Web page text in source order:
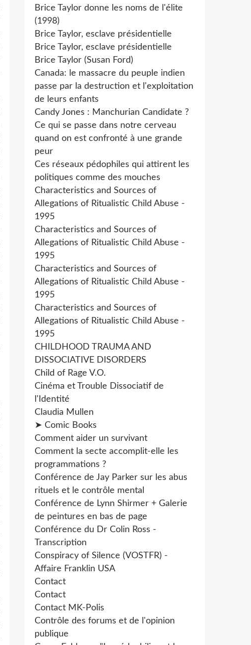
Brice Taylor donne les noms de l'élite
(1998)
Brice Taylor, esclave présidentielle
Brice Taylor, esclave présidentielle
Brice Taylor (Susan Ford)
Canada: le massacre du peuple indien
passe par la destruction et l'exploitation
de leurs enfants
Candy Jones : Manchurian Candidate ?
Ce qui se passe dans notre cerveau
quand on est confronté à une grande
peur
Ces réseaux pédophiles qui attirent les
politiques comme des mouches
Characteristics and Sources of
Allegations of Ritualistic Child Abuse -
1995
Characteristics and Sources of
Allegations of Ritualistic Child Abuse -
1995
Characteristics and Sources of
Allegations of Ritualistic Child Abuse -
1995
Characteristics and Sources of
Allegations of Ritualistic Child Abuse -
1995
CHILDHOOD TRAUMA AND
DISSOCIATIVE DISORDERS
Child of Rage V.O.
Cinéma et Trouble Dissociatif de
l'Identité
Claudia Mullen
➤ Comic Books
Comment aider un survivant
Comment la secte accomplit-elle les
programmations ?
Conférence de Jay Parker sur les abus
rituels et le contrôle mental
Conférence de Lynn Shirmer + Galerie
de peintures en bas de page
Conférence du Dr Colin Ross -
Transcription
Conspiracy of Silence (VOSTFR) -
Affaire Franklin USA
Contact
Contact
Contact MK-Polis
Contrôle des forums et de l'opinion
publique